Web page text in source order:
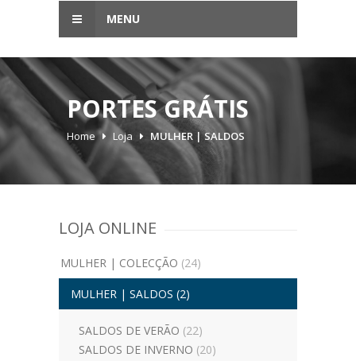
MENU
PORTES GRÁTIS
Home Loja MULHER | SALDOS
LOJA ONLINE
MULHER | COLECÇÃO (24)
MULHER | SALDOS (2)
SALDOS DE VERÃO (22)
SALDOS DE INVERNO (20)